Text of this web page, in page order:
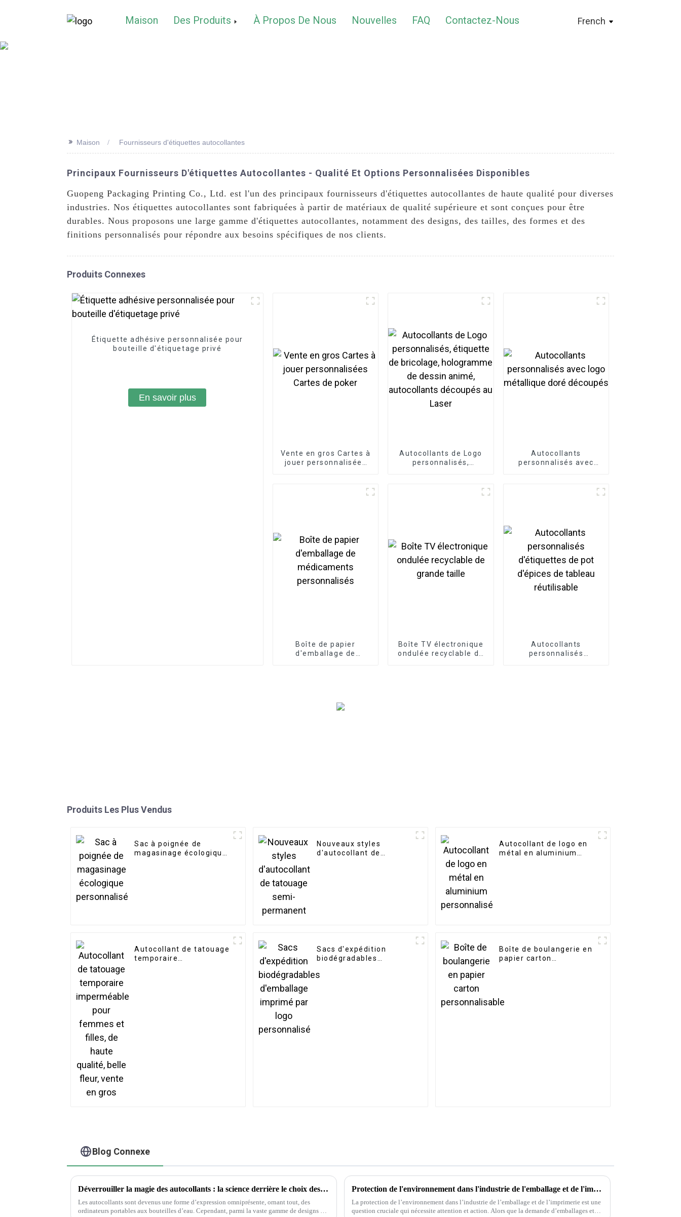
Maison Des Produits À Propos De Nous Nouvelles FAQ Contactez-Nous French
>> Maison Fournisseurs d'étiquettes autocollantes
Principaux Fournisseurs D'étiquettes Autocollantes - Qualité Et Options Personnalisées Disponibles
Guopeng Packaging Printing Co., Ltd. est l'un des principaux fournisseurs d'étiquettes autocollantes de haute qualité pour diverses
industries. Nos étiquettes autocollantes sont fabriquées à partir de matériaux de qualité supérieure et sont conçues pour être
durables. Nous proposons une large gamme d'étiquettes autocollantes, notamment des designs, des tailles, des formes et des
finitions personnalisés pour répondre aux besoins spécifiques de nos clients.
Produits Connexes
Étiquette adhésive personnalisée pour
bouteille d'étiquetage privé
En savoir plus
Vente en gros Cartes à
jouer personnalisées
Autocollants de Logo
personnalisés,
Autocollants
personnalisés avec
Boîte de papier
d'emballage de
Boîte TV électronique
ondulée recyclable de
Autocollants
personnalisés
Produits Les Plus Vendus
Sac à poignée de
magasinage écologique
Nouveaux styles
d'autocollant de
Autocollant de logo en
métal en aluminium
Autocollant de tatouage
temporaire
Sacs d'expédition
biodégradables
par logo personnalisé
Boîte de boulangerie en
papier carton
Blog Connexe
Déverrouiller la magie des autocollants : la science derrière le choix des autocollants
Les autocollants sont devenus une forme d’expression omniprésente, ornant tout, des
ordinateurs portables aux bouteilles d’eau. Cependant, parmi la vaste gamme de designs et
Protection de l'environnement dans l'industrie de l'emballage et de l'imprimerie
La protection de l’environnement dans l’industrie de l’emballage et de l’imprimerie est une
question cruciale qui nécessite attention et action. Alors que la demande d’emballages et